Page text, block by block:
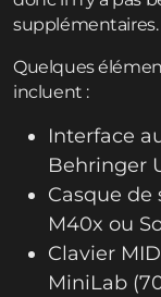
supplémentaires.
Quelques
incluent :
Interface
Behringer
Casque de
M40x ou
Clavier
MiniLab